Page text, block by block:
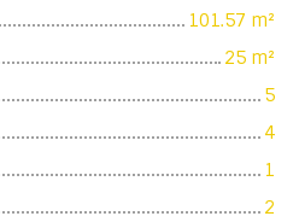
101.57 m²
25 m²
5
4
1
2